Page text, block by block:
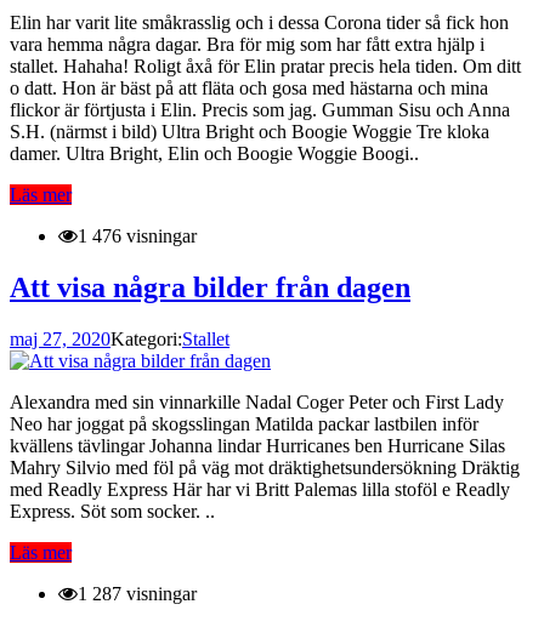
Elin har varit lite småkrasslig och i dessa Corona tider så fick hon
vara hemma några dagar. Bra för mig som har fått extra hjälp i
stallet. Hahaha! Roligt åxå för Elin pratar precis hela tiden. Om ditt
o datt. Hon är bäst på att fläta och gosa med hästarna och mina
flickor är förtjusta i Elin. Precis som jag. Gumman Sisu och Anna
S.H. (närmst i bild) Ultra Bright och Boogie Woggie Tre kloka
damer. Ultra Bright, Elin och Boogie Woggie Boogi..
Läs mer
1 476 visningar
Att visa några bilder från dagen
maj 27, 2020Kategori:Stallet
Alexandra med sin vinnarkille Nadal Coger Peter och First Lady
Neo har joggat på skogsslingan Matilda packar lastbilen inför
kvällens tävlingar Johanna lindar Hurricanes ben Hurricane Silas
Mahry Silvio med föl på väg mot dräktighetsundersökning Dräktig
med Readly Express Här har vi Britt Palemas lilla stoföl e Readly
Express. Söt som socker. ..
Läs mer
1 287 visningar